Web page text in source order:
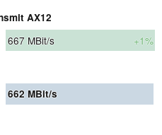
AX12
667 MBit/s +1%
662 MBit/s